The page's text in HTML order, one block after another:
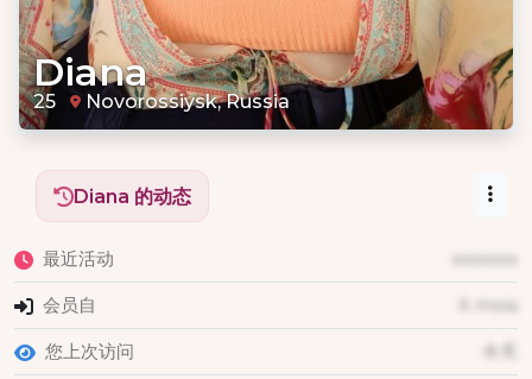
Diana
25 Novorossiysk, Russia
Diana 的动态
最近活动 xxxxxxx
会员自 X mois
您上次访问 今天